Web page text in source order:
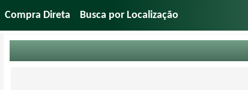
Compra Direta Busca por Localização